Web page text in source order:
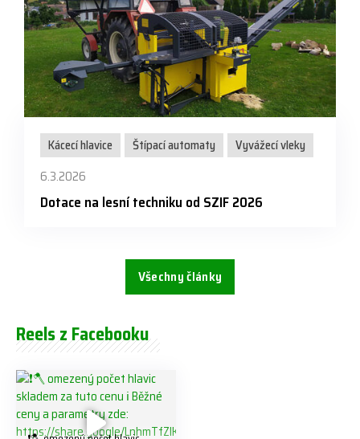
Kácecí hlavice Štípací automaty
Vyvážecí vleky
6.3.2026
Dotace na lesní techniku od SZIF 2026
Všechny články
Reels z Facebooku